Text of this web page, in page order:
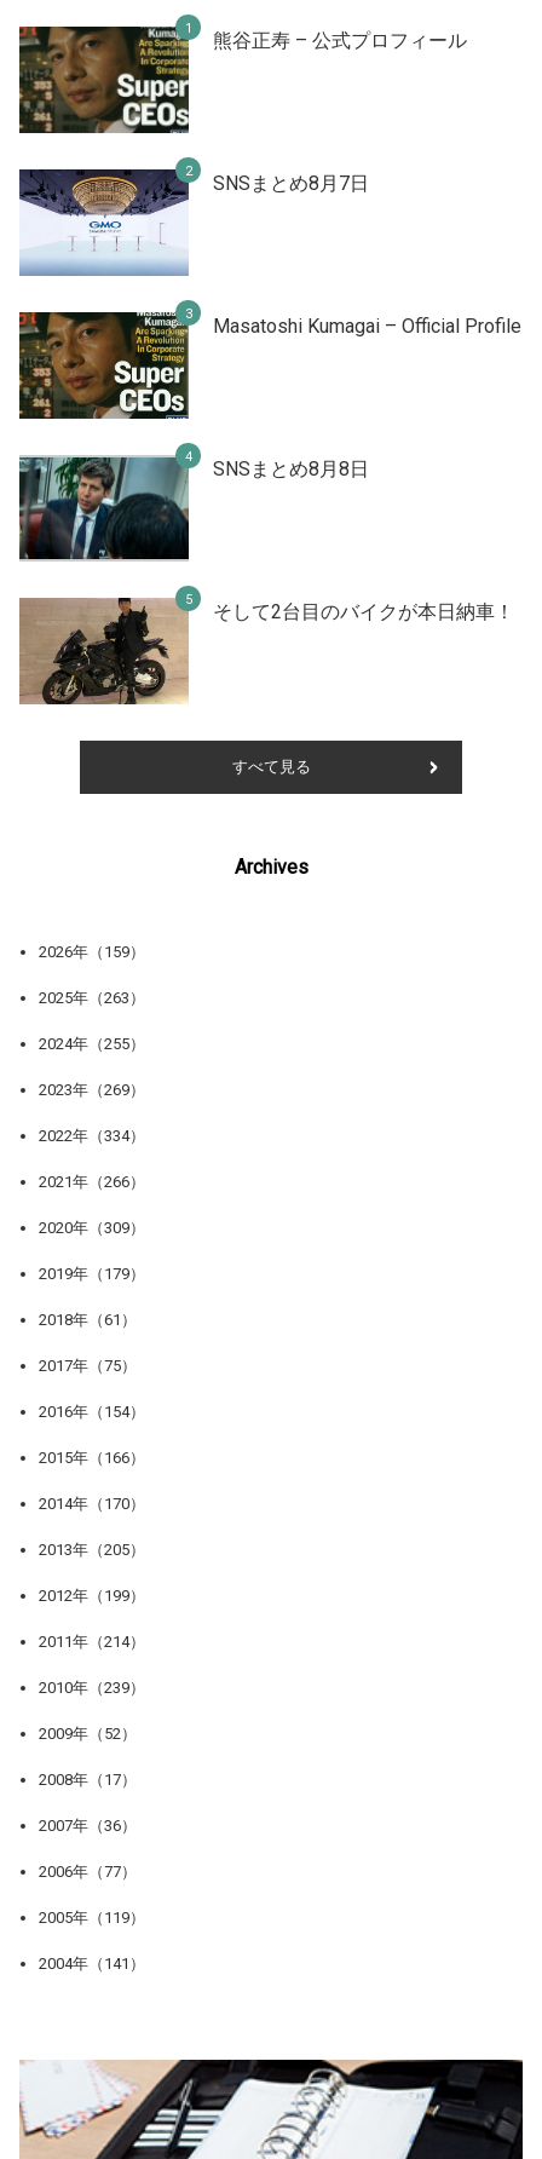
熊谷正寿 – 公式プロフィール
SNSまとめ8月7日
Masatoshi Kumagai – Official Profile
SNSまとめ8月8日
そして2台目のバイクが本日納車！
すべて見る
Archives
2026年（159）
2025年（263）
2024年（255）
2023年（269）
2022年（334）
2021年（266）
2020年（309）
2019年（179）
2018年（61）
2017年（75）
2016年（154）
2015年（166）
2014年（170）
2013年（205）
2012年（199）
2011年（214）
2010年（239）
2009年（52）
2008年（17）
2007年（36）
2006年（77）
2005年（119）
2004年（141）